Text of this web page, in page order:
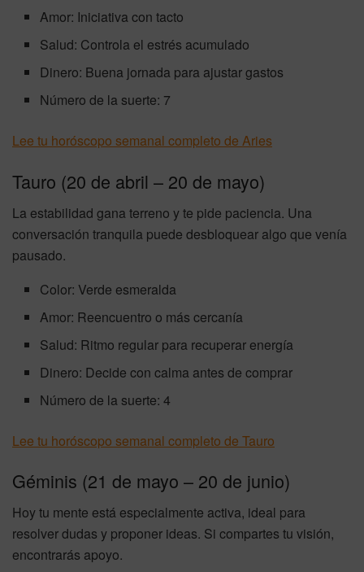
Amor: Iniciativa con tacto
Salud: Controla el estrés acumulado
Dinero: Buena jornada para ajustar gastos
Número de la suerte: 7
Lee tu horóscopo semanal completo de Aries
Tauro (20 de abril – 20 de mayo)
La estabilidad gana terreno y te pide paciencia. Una
conversación tranquila puede desbloquear algo que venía
pausado.
Color: Verde esmeralda
Amor: Reencuentro o más cercanía
Salud: Ritmo regular para recuperar energía
Dinero: Decide con calma antes de comprar
Número de la suerte: 4
Lee tu horóscopo semanal completo de Tauro
Géminis (21 de mayo – 20 de junio)
Hoy tu mente está especialmente activa, ideal para
resolver dudas y proponer ideas. Si compartes tu visión,
encontrarás apoyo.